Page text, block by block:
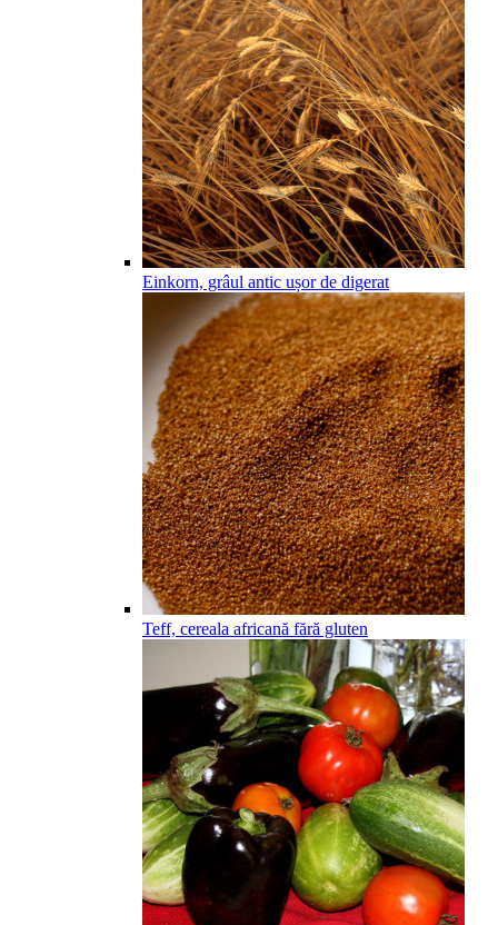
Einkorn, grâul antic ușor de digerat
Teff, cereala africană fără gluten